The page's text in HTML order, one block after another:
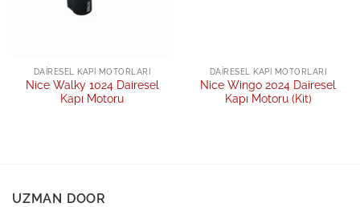
DAIRESEL KAPI MOTORLARI
Nice Walky 1024 Dairesel
Kapı Motoru
DAIRESEL KAPI MOTORLARI
Nice Wingo 2024 Dairesel
Kapı Motoru (Kit)
UZMAN DOOR